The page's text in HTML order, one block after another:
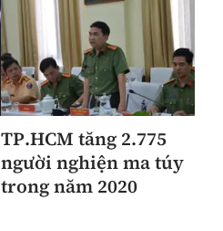
TP.HCM tăng 2.775
người nghiện ma túy
trong năm 2020